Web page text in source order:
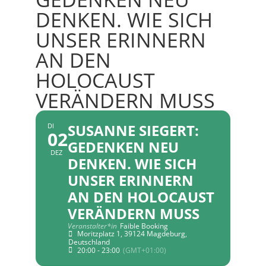
DENKEN. WIE SICH
UNSER ERINNERN
AN DEN
HOLOCAUST
VERÄNDERN MUSS
DI
02
DEZ
SUSANNE SIEGERT:
GEDENKEN NEU
DENKEN. WIE SICH
UNSER ERINNERN
AN DEN HOLOCAUST
VERÄNDERN MUSS
Veranstalter*in Faible Booking
Moritzplatz 1, 39124 Magdeburg,
Deutschland
20:00 - 23:00 (GMT+01:00)